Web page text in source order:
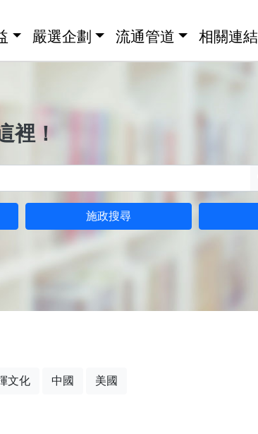
嚴選企劃 流通管道 相關連結
裡！
施政搜尋
文化 中國 美國